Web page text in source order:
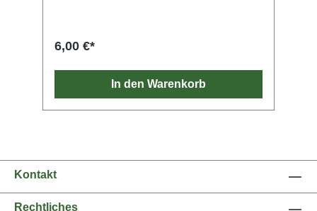
6,00 €*
In den Warenkorb
Kontakt
Rechtliches